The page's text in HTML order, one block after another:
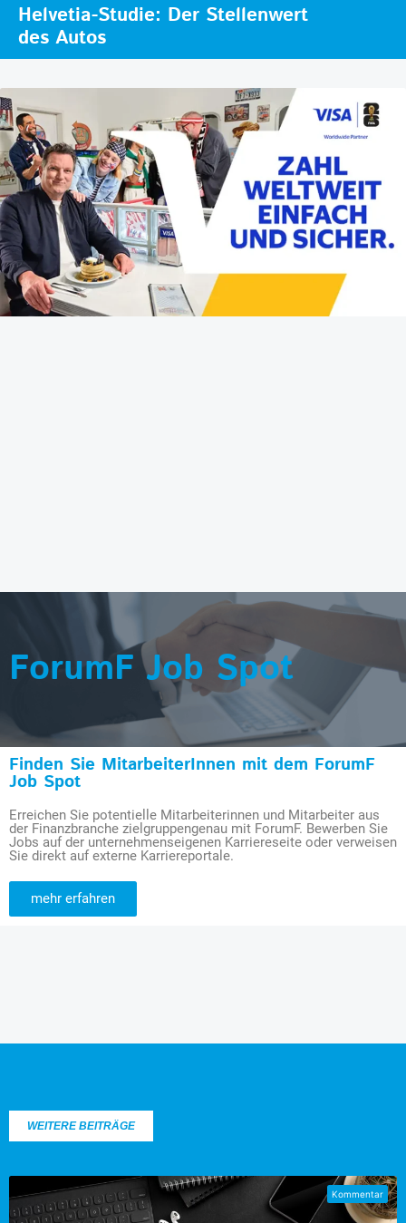
Helvetia-Studie: Der Stellenwert
des Autos
ForumF Job Spot
Finden Sie MitarbeiterInnen mit dem ForumF
Job Spot
Erreichen Sie potentielle Mitarbeiterinnen und Mitarbeiter aus
der Finanzbranche zielgruppengenau mit ForumF. Bewerben Sie
Jobs auf der unternehmenseigenen Karriereseite oder verweisen
Sie direkt auf externe Karriereportale.
mehr erfahren
WEITERE BEITRÄGE